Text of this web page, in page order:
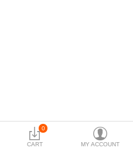
0
CART MY ACCOUNT